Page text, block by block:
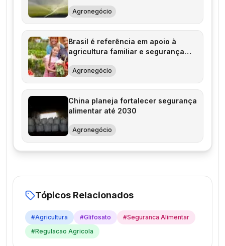
Agronegócio
Brasil é referência em apoio à
agricultura familiar e segurança
Agronegócio
China planeja fortalecer segurança
alimentar até 2030
Agronegócio
Tópicos Relacionados
#Agricultura #Glifosato #Seguranca Alimentar
#Regulacao Agricola